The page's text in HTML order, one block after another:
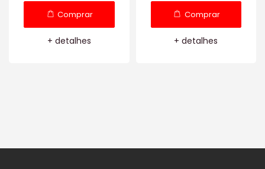
Comprar
+ detalhes
Comprar
+ detalhes